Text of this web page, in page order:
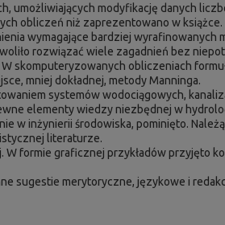
umożliwiających modyfikację danych
obliczeń niż zaprezentowano w książce.
wymagające bardziej wyrafinowanych
rozwiązać wiele zagadnień bez
skomputeryzowanych obliczeniach
mniej dokładnej, metody Manninga.
systemów wodociągowych,
elementy wiedzy niezbędnej w
w inżynierii środowiska, pominięto.
literaturze.
formie graficznej przykładów przyjęto
sugestie merytoryczne, językowe i